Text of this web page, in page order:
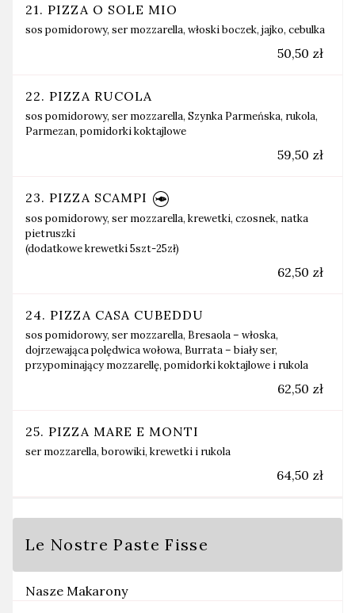
21. PIZZA O SOLE MIO
sos pomidorowy, ser mozzarella, włoski boczek, jajko, cebulka
50,50 zł
22. PIZZA RUCOLA
sos pomidorowy, ser mozzarella, Szynka Parmeńska, rukola,
Parmezan, pomidorki koktajlowe
59,50 zł
23. PIZZA SCAMPI
sos pomidorowy, ser mozzarella, krewetki, czosnek, natka
pietruszki
(dodatkowe krewetki 5szt-25zł)
62,50 zł
24. PIZZA CASA CUBEDDU
sos pomidorowy, ser mozzarella, Bresaola – włoska,
dojrzewająca polędwica wołowa, Burrata – biały ser,
przypominający mozzarellę, pomidorki koktajlowe i rukola
62,50 zł
25. PIZZA MARE E MONTI
ser mozzarella, borowiki, krewetki i rukola
64,50 zł
Le Nostre Paste Fisse
Nasze Makarony